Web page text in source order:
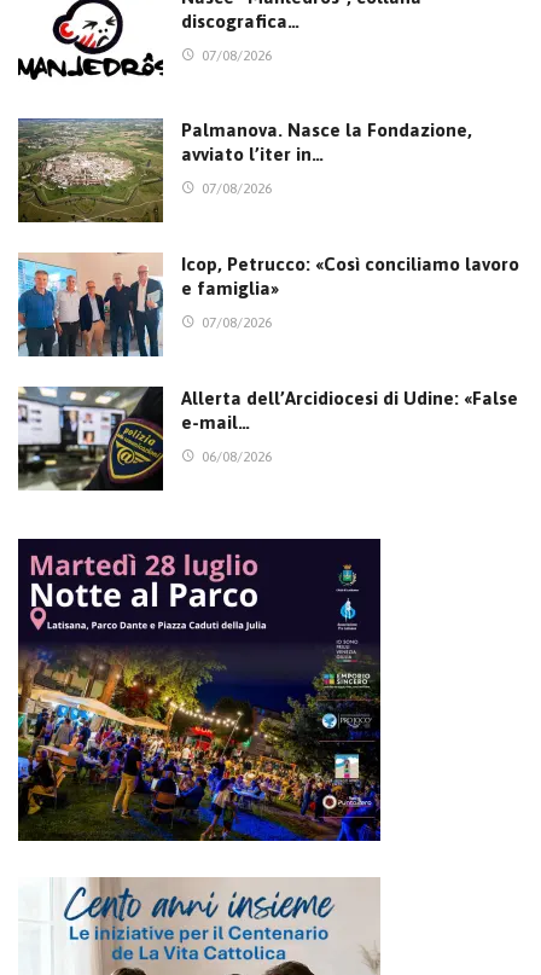
discografica…
07/08/2026
Palmanova. Nasce la Fondazione,
avviato l’iter in…
07/08/2026
Icop, Petrucco: «Così conciliamo lavoro
e famiglia»
07/08/2026
Allerta dell’Arcidiocesi di Udine: «False
e-mail…
06/08/2026